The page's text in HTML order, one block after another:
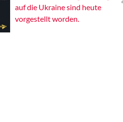
auf die Ukraine sind heute
vorgestellt worden.